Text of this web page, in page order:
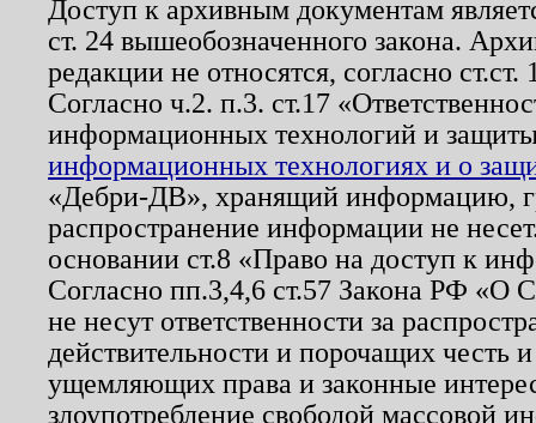
Доступ к архивным документам
ст. 24 вышеобозначенного закона.
редакции не относятся, согласно
Согласно ч.2. п.3. ст.17
информационных технологий и
информационных технологиях и о
«Дебри-ДВ», хранящий информацию,
распространение информации не
основании ст.8 «Право на доступ к
Согласно пп.3,4,6 ст.57 Закона РФ «О
не несут ответственности за
действительности и порочащих честь
ущемляющих права и законные
злоупотребление свободой массовой